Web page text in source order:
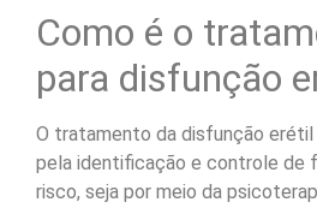
Como é o
para disfunção
O tratamento da disfunção
pela identificação e controle de
risco, seja por meio da